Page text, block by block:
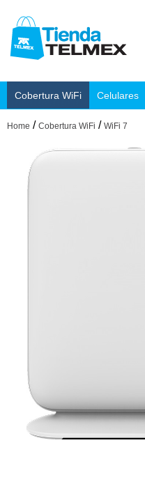
Cobertura WiFi Celulares
Home / Cobertura WiFi / WiFi 7